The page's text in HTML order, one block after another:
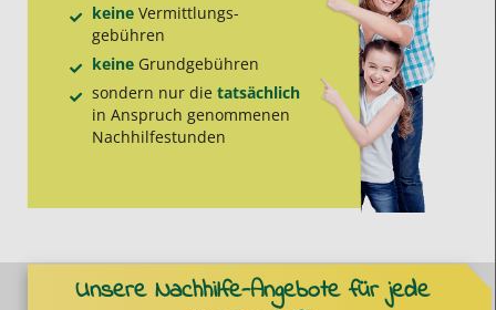
keineVermittlungs­
gebühren
keineGrund­gebühren
sondern nur die tatsächlich
in Anspruch genommenen
Nachhilfe­stunden
Unsere Nachhilfe-Angebote für jede